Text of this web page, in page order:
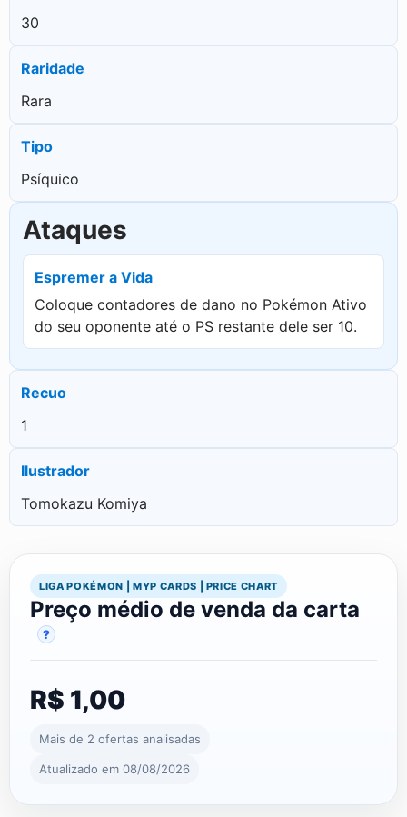
30
Raridade
Rara
Tipo
Psíquico
Ataques
Espremer a Vida
Coloque contadores de dano no Pokémon Ativo
do seu oponente até o PS restante dele ser 10.
Recuo
1
Ilustrador
Tomokazu Komiya
LIGA POKÉMON | MYP CARDS | PRICE CHART
Preço médio de venda da carta
?
R$ 1,00
Mais de 2 ofertas analisadas
Atualizado em 08/08/2026